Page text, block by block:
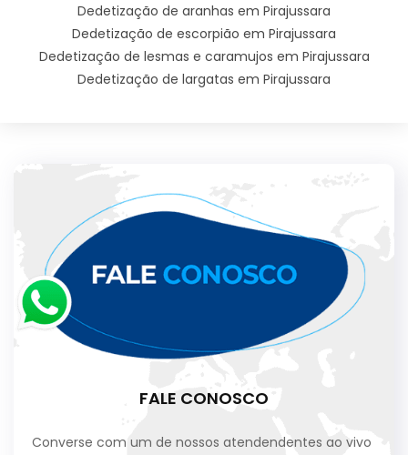
Dedetização de aranhas em Pirajussara
Dedetização de escorpião em Pirajussara
Dedetização de lesmas e caramujos em Pirajussara
Dedetização de largatas em Pirajussara
FALE CONOSCO
Converse com um de nossos atendendentes ao vivo